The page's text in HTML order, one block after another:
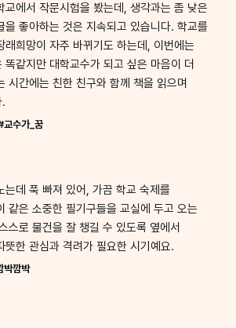
교에서 작문시험을 봤는데, 생각과는 좀 낮은
을 좋아하는 것은 지속되고 있습니다. 학교를
래희망이 자주 바뀌기도 하는데, 이번에는
같지만 대학교수가 되고 싶은 마음이 더
시간에는 친한 친구와 함께 책을 읽으며
수가_꿈
는데 푹 빠져 있어, 가끔 학교 숙제를
같은 소중한 필기구들을 교실에 두고 오는
스로 물건을 잘 챙길 수 있도록 옆에서
뜻한 관심과 격려가 필요한 시기예요.
박깜박